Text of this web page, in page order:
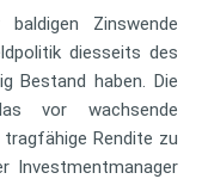
Zinswende
diesseits des
Bestand haben. Die
vor wachsende
Rendite zu
Investmentmanager